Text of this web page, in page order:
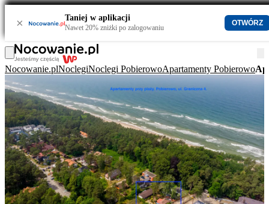
× Taniej w aplikacji
Nawet 20% zniżki po zalogowaniu
OTWÓRZ
Nocowanie.plNoclegiNoclegi PobierowoApartamenty Pobierowo